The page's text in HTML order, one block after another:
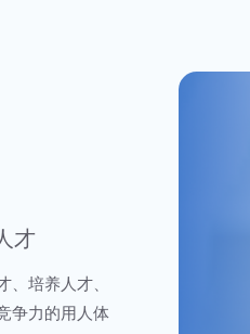
才
培养人才、
争力的用人体